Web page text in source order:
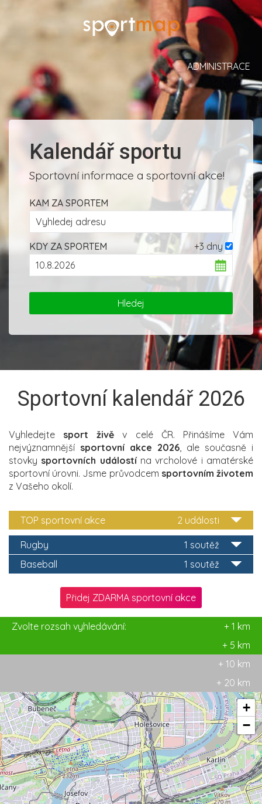
ADMINISTRACE
Kalendář sportu
Sportovní informace a sportovní akce!
KAM ZA SPORTEM
+3 dny
KDY ZA SPORTEM
Sportovní kalendář 2026
Vyhledejte sport živě v celé ČR. Přinášíme Vám
nejvýznamnější sportovní akce 2026, ale současně i
stovky sportovních událostína vrcholové i amatérské
sportovní úrovni. Jsme průvodcem sportovním životem
z Vašeho okolí.
2 události
TOP sportovní akce
1 soutěž
Rugby
1 soutěž
Baseball
Přidej ZDARMA sportovní akce
Zvolte rozsah vyhledávání:
+ 1 km
+ 5 km
+ 10 km
+ 20 km
+
−